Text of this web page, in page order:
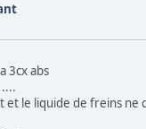
3cx abs
et le liquide de freins ne